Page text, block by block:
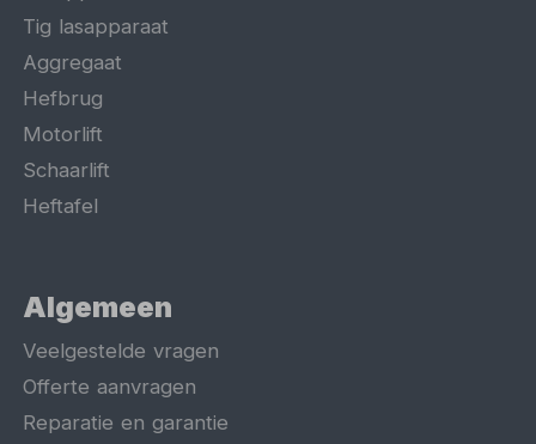
Tig lasapparaat
Aggregaat
Hefbrug
Motorlift
Schaarlift
Heftafel
Algemeen
Veelgestelde vragen
Offerte aanvragen
Reparatie en garantie